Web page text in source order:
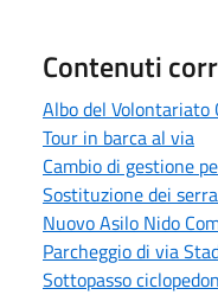
Contenuti
Albo del Volontariato
Tour in barca al via
Cambio di gestione
Sostituzione dei
Nuovo Asilo Nido
Parcheggio di via
Sottopasso